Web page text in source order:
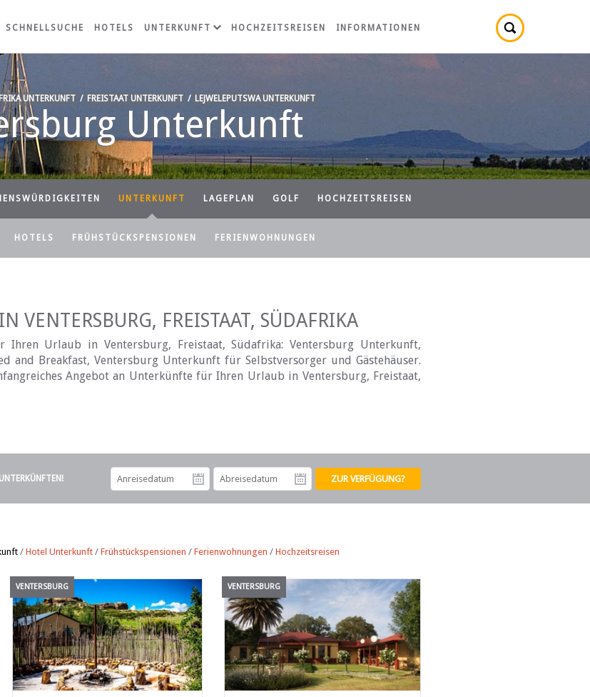
Unterkunft
SCHNELLSUCHE HOTELS UNTERKUNFT HOCHZEITSREISEN INFORMATIONEN
UNTERKUNFT / FREISTAAT UNTERKUNFT / LEJWELEPUTSWA UNTERKUNFT
UNTERKUNFT LAGEPLAN GOLF HOCHZEITSREISEN
HOTELS FRÜHSTÜCKSPENSIONEN FERIENWOHNUNGEN
VENTERSBURG, FREISTAAT, SÜDAFRIKA
Urlaub in Ventersburg, Freistaat, Südafrika: Ventersburg Unterkunft,
and Breakfast, Ventersburg Unterkunft für Selbstversorger und Gästehäuser.
Angebot an Unterkünfte für Ihren Urlaub in Ventersburg, Freistaat,
/ Hotel Unterkunft/ Frühstückspensionen / Ferienwohnungen / Hochzeitsreisen
VENTERSBURG VENTERSBURG